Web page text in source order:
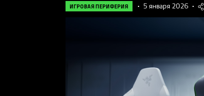
ИГРОВАЯ ПЕРИФЕРИЯ • 5 января 2026 •